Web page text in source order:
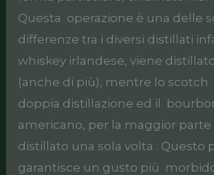
Questa operazione è una delle
differenze tra i diversi distillati
whiskey irlandese, viene
(anche di più), mentre lo scotch
doppia distillazione ed il
americano, per la maggior parte
distillato una sola volta . Questo
garantisce un gusto più